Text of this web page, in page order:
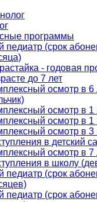
программы
педиатр (срок
- годовая
до 7 лет
осмотр в 6
осмотр в 1
осмотр в 1
осмотр в 3
в детский
осмотр в 7
в школу
педиатр (срок
педиатр (срок